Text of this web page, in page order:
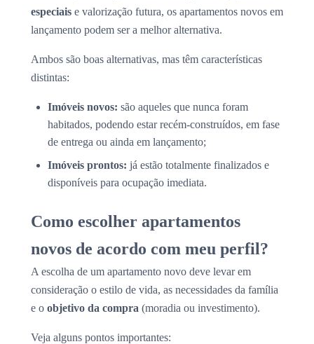
especiais e valorização futura, os apartamentos novos em
lançamento podem ser a melhor alternativa.
Ambos são boas alternativas, mas têm características
distintas:
Imóveis novos: são aqueles que nunca foram
habitados, podendo estar recém-construídos, em fase
de entrega ou ainda em lançamento;
Imóveis prontos: já estão totalmente finalizados e
disponíveis para ocupação imediata.
Como escolher apartamentos
novos de acordo com meu perfil?
A escolha de um apartamento novo deve levar em
consideração o estilo de vida, as necessidades da família
e o objetivo da compra (moradia ou investimento).
Veja alguns pontos importantes: